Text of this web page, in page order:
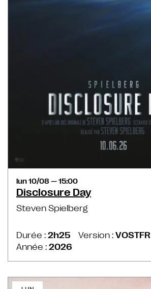
lun 10/08 — 15:00
Disclosure Day
Steven Spielberg
Durée : 2h25 Version : VOSTFR
Année : 2026